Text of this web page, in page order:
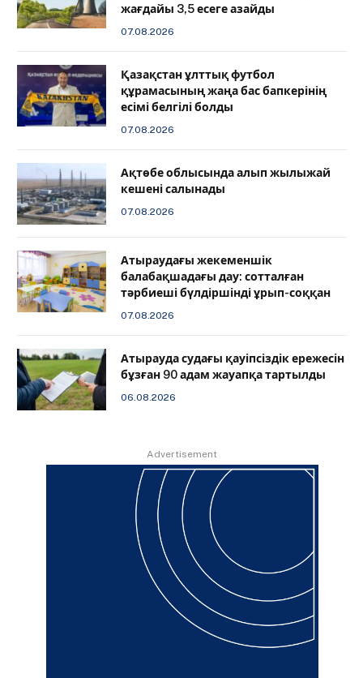
жағдайы 3,5 есеге азайды
07.08.2026
Қазақстан ұлттық футбол
құрамасының жаңа бас бапкерінің
есімі белгілі болды
07.08.2026
Ақтөбе облысында алып жылыжай
кешені салынады
07.08.2026
Атыраудағы жекеменшік
балабақшадағы дау: сотталған
тәрбиеші бүлдіршінді ұрып-соққан
07.08.2026
Атырауда судағы қауіпсіздік ережесін
бұзған 90 адам жауапқа тартылды
06.08.2026
Advertisement